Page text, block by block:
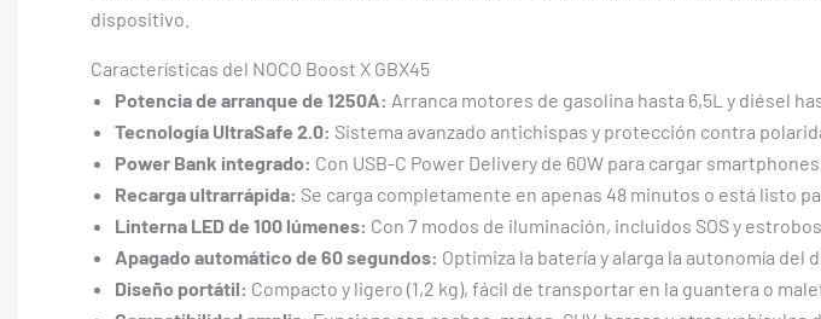
dispositivo.
Características del NOCO Boost X GBX45
Potencia de arranque de 1250A: Arranca motores de gasolina hasta 6,5L y diésel
Tecnología UltraSafe 2.0: Sistema avanzado antichispas y protección contra
Power Bank integrado: Con USB-C Power Delivery de 60W para cargar
Recarga ultrarrápida: Se carga completamente en apenas 48 minutos o está listo
Linterna LED de 100 lúmenes: Con 7 modos de iluminación, incluidos SOS y
Apagado automático de 60 segundos: Optimiza la batería y alarga la autonomía del
Diseño portátil: Compacto y ligero (1,2 kg), fácil de transportar en la guantera o